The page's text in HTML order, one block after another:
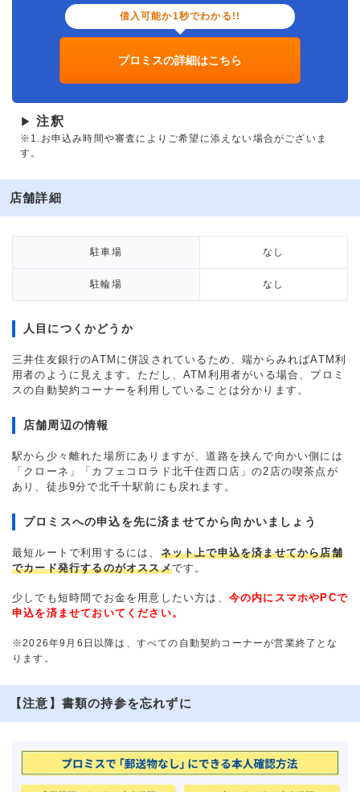
借入可能か1秒でわかる!!
プロミスの詳細はこちら
▶ 注釈
※1.お申込み時間や審査によりご希望に添えない場合がございま
す。
店舗詳細
駐車場 なし
駐輪場 なし
人目につくかどうか
三井住友銀行のATMに併設されているため、端からみればATM利
用者のように見えます。ただし、ATM利用者がいる場合、プロミ
スの自動契約コーナーを利用していることは分かります。
店舗周辺の情報
駅から少々離れた場所にありますが、道路を挟んで向かい側には
「クローネ」「カフェコロラド北千住西口店」の2店の喫茶点が
あり、徒歩9分で北千十駅前にも戻れます。
プロミスへの申込を先に済ませてから向かいましょう
最短ルートで利用するには、 ネット上で申込を済ませてから店舗
でカード発行するのがオススメです。
少しでも短時間でお金を用意したい方は、 今の内にスマホやPCで
申込を済ませておいてください。
※2026年9月6日以降は、すべての自動契約コーナーが営業終了とな
ります。
【注意】書類の持参を忘れずに